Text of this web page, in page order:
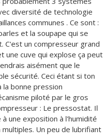
diversité de technologie
communes . Ce sont :
et la soupape qui se
C'est un compresseur grand
une cuve qui explose ça peut
aisément que le
sécurité. Ceci étant si ton
bonne pression
piloté par le gros
: Le pressostat. Il
une exposition à l'humidité
Un peu de lubrifiant